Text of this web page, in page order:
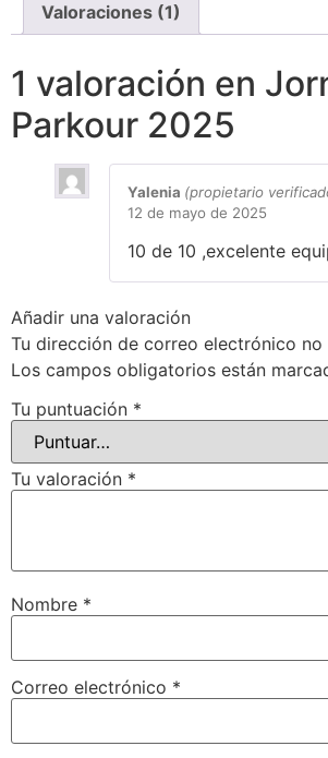
Valoraciones (1)
1 valoración en
Parkour 2025
Yalenia (propietario
12 de mayo de 2025
10 de 10 ,excelente
Añadir una valoración
Tu dirección de correo electrónico no
Los campos obligatorios están
Tu puntuación *
Tu valoración *
Nombre *
Correo electrónico *